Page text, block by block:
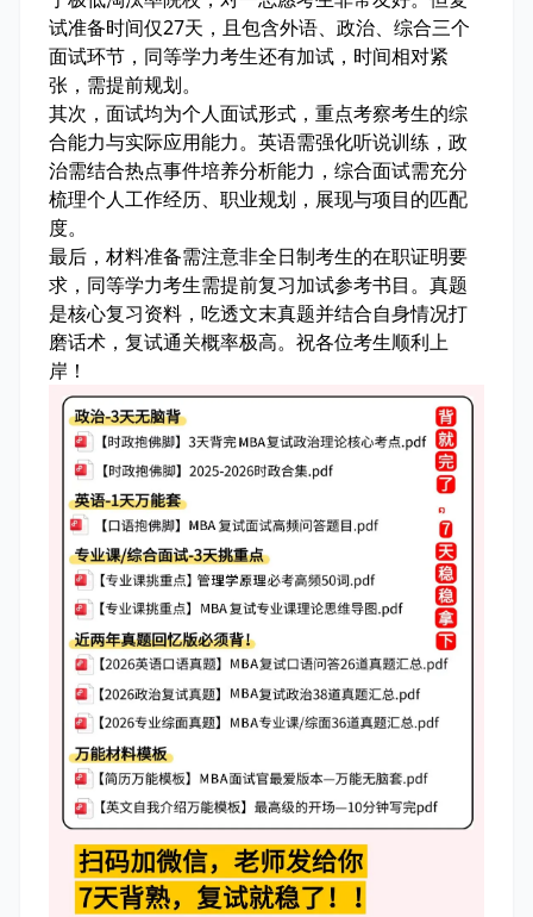
试准备时间仅27天，且包含外语、政治、综合三个
面试环节，同等学力考生还有加试，时间相对紧
张，需提前规划。
其次，面试均为个人面试形式，重点考察考生的综
合能力与实际应用能力。英语需强化听说训练，政
治需结合热点事件培养分析能力，综合面试需充分
梳理个人工作经历、职业规划，展现与项目的匹配
度。
最后，材料准备需注意非全日制考生的在职证明要
求，同等学力考生需提前复习加试参考书目。真题
是核心复习资料，吃透文末真题并结合自身情况打
磨话术，复试通关概率极高。祝各位考生顺利上
岸！